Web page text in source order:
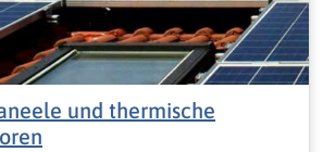
und thermische